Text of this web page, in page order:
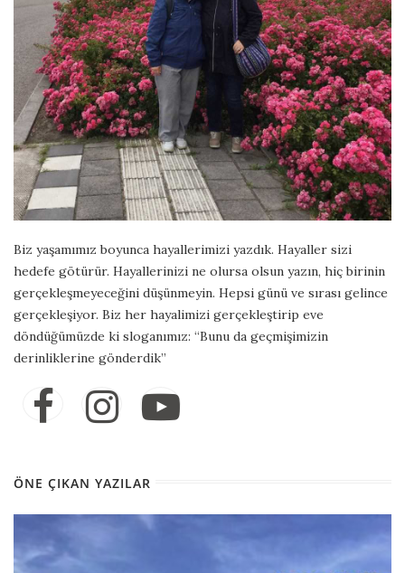
Biz yaşamımız boyunca hayallerimizi yazdık. Hayaller sizi
hedefe götürür. Hayallerinizi ne olursa olsun yazın, hiç birinin
gerçekleşmeyeceğini düşünmeyin. Hepsi günü ve sırası gelince
gerçekleşiyor. Biz her hayalimizi gerçekleştirip eve
döndüğümüzde ki sloganımız: “Bunu da geçmişimizin
derinliklerine gönderdik”
ÖNE ÇIKAN YAZILAR